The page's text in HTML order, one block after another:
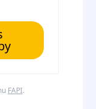
FAPI.